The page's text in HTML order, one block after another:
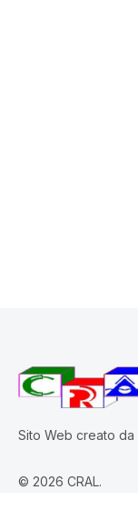
Sito Web creato da
© 2026 CRAL.